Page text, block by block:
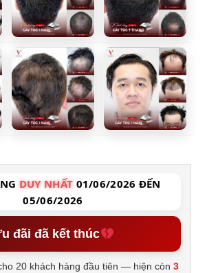
DUY NHẤT 01/06/2026 ĐẾN
05/06/2026
đãi đã kết thúc
20 khách hàng đầu tiên — hiện còn3